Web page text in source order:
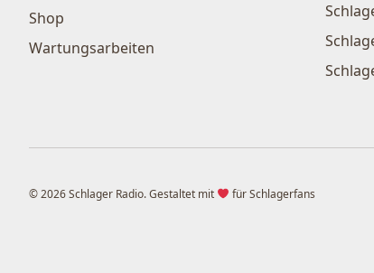
Shop
Wartungsarbeiten
© 2026 Schlager Radio. Gestaltet mit für Schlagerfans